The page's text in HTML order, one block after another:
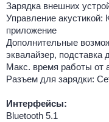
Зарядка внешних
Управление акустикой:
приложение
Дополнительные
эквалайзер, подставка
Макс. время работы от
Разъем для зарядки:
Интерфейсы:
Bluetooth 5.1